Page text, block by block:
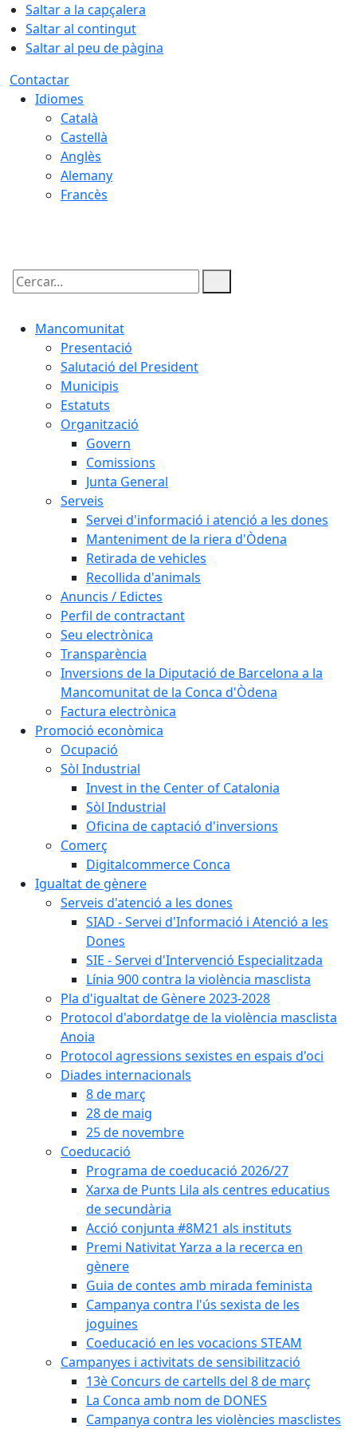
Saltar a la capçalera
Saltar al contingut
Saltar al peu de pàgina
Contactar
Idiomes
Català
Castellà
Anglès
Alemany
Francès
Cercar:
Mancomunitat
Presentació
Salutació del President
Municipis
Estatuts
Organització
Govern
Comissions
Junta General
Serveis
Servei d'informació i atenció a les dones
Manteniment de la riera d'Òdena
Retirada de vehicles
Recollida d'animals
Anuncis / Edictes
Perfil de contractant
Seu electrònica
Transparència
Inversions de la Diputació de Barcelona a la
Mancomunitat de la Conca d'Òdena
Factura electrònica
Promoció econòmica
Ocupació
Sòl Industrial
Invest in the Center of Catalonia
Sòl Industrial
Oficina de captació d'inversions
Comerç
Digitalcommerce Conca
Igualtat de gènere
Serveis d'atenció a les dones
SIAD - Servei d'Informació i Atenció a les
Dones
SIE - Servei d'Intervenció Especialitzada
Línia 900 contra la violència masclista
Pla d'igualtat de Gènere 2023-2028
Protocol d'abordatge de la violència masclista
Anoia
Protocol agressions sexistes en espais d'oci
Diades internacionals
8 de març
28 de maig
25 de novembre
Coeducació
Programa de coeducació 2026/27
Xarxa de Punts Lila als centres educatius
de secundària
Acció conjunta #8M21 als instituts
Premi Nativitat Yarza a la recerca en
gènere
Guia de contes amb mirada feminista
Campanya contra l'ús sexista de les
joguines
Coeducació en les vocacions STEAM
Campanyes i activitats de sensibilització
13è Concurs de cartells del 8 de març
La Conca amb nom de DONES
Campanya contra les violències masclistes